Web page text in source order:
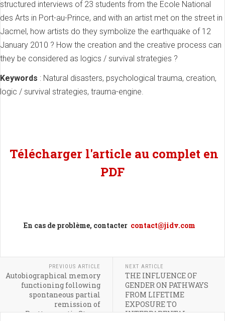
structured interviews of 23 students from the Ecole National
des Arts in Port-au-Prince, and with an artist met on the street in
Jacmel, how artists do they symbolize the earthquake of 12
January 2010 ? How the creation and the creative process can
they be considered as logics / survival strategies ?
Keywords : Natural disasters, psychological trauma, creation,
logic / survival strategies, trauma-engine
Télécharger l'article au complet en
PDF
En cas de problème, contacter contact@jidv.com
PREVIOUS ARTICLE
Autobiographical memory
functioning following
spontaneous partial
remission of
Posttraumatic Stress
NEXT ARTICLE
THE INFLUENCE OF
GENDER ON PATHWAYS
FROM LIFETIME
EXPOSURE TO
INTERPARENTAL